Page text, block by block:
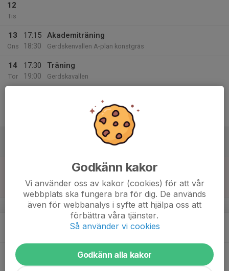
12
Tis
13
Ons
17:15
18:30
Akademiträning
Gerdskenvallen A-plan konstgräs
14
Tor
17:30
19:00
Träning
Gerdskavallen
Division 13 Alingsås Pojkar
Gerdskenvallen A-plan
Bollkallar på Seniormatchen
Gerdskenvallen A-plan
Match mot Edet FK Röd
Strömsvallen A2
v.38
Träning
19
Godkänn kakor
Vi använder oss av kakor (cookies) för att vår
webbplats ska fungera bra för dig. De används
även för webbanalys i syfte att hjälpa oss att
förbättra våra tjänster.
Så använder vi cookies
Godkänn alla kakor